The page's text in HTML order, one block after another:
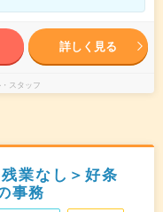
詳しく見る
スタッフ
業なし＞好条
事務